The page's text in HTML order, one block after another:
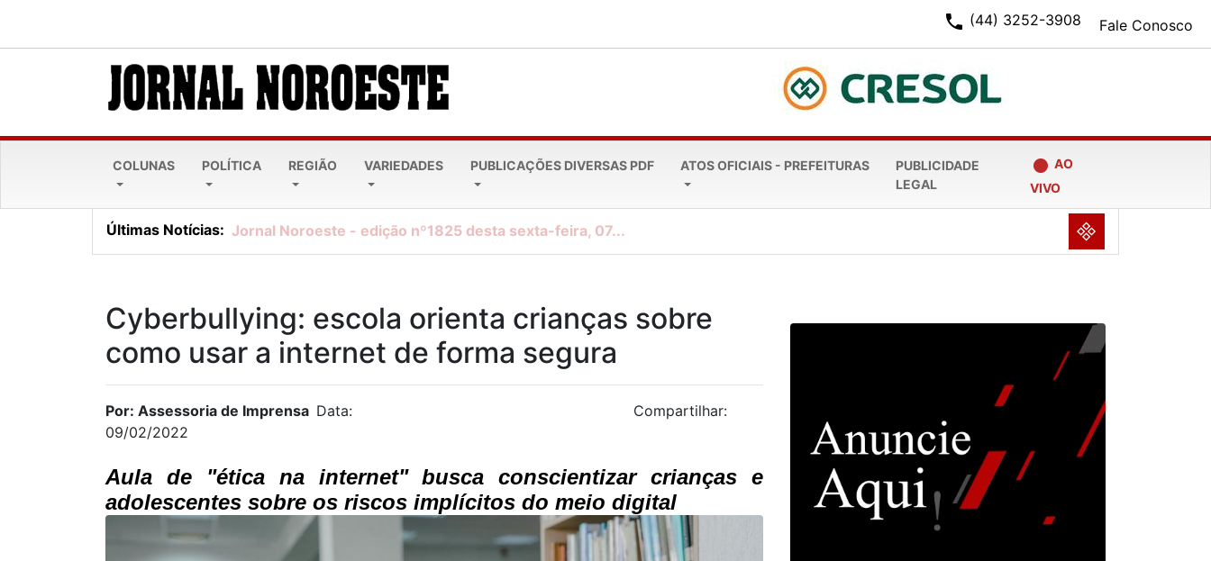
Fale Conosco
phone (44) 3252-3908
COLUNAS POLÍTICA REGIÃO VARIEDADES PUBLICAÇÕES DIVERSAS PDF ATOS OFICIAIS - PREFEITURAS
PUBLICIDADE
LEGAL
fiber_manual_record AO
VIVO
Últimas Notícias: Jornal Noroeste - edição nº1825 desta sexta-feira, 07... NULL
Cyberbullying: escola orienta crianças sobre
como usar a internet de forma segura
Por: Assessoria de Imprensa Data:
09/02/2022
Compartilhar:
Aula de "ética na internet" busca conscientizar crianças e
adolescentes sobre os riscos implícitos do meio digital